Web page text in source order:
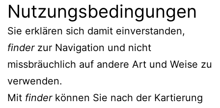
Nutzungsbedingungen
Sie erklären sich damit einverstanden,
finderzur Navigation und nicht
missbräuchlich auf andere Art und Weise zu
verwenden.
Mit finderkönnen Sie nach der Kartierung